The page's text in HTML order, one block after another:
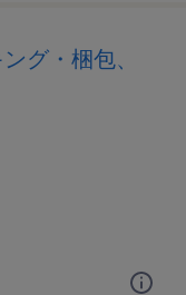
グ・梱包、